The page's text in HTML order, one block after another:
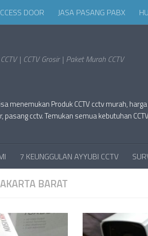
DOOR JASA PASANG PABX
| CCTV Grosir | Paket Murah CCTV
menemukan Produk CCTV cctv murah,
cctv. Temukan semua kebutuhan
7 KEUNGGULAN AYYUBI CCTV
BARAT